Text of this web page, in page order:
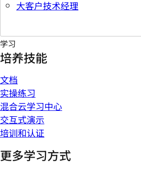
大客户技术经理
学习
培养技能
文档
实操练习
混合云学习中心
交互式演示
培训和认证
更多学习方式